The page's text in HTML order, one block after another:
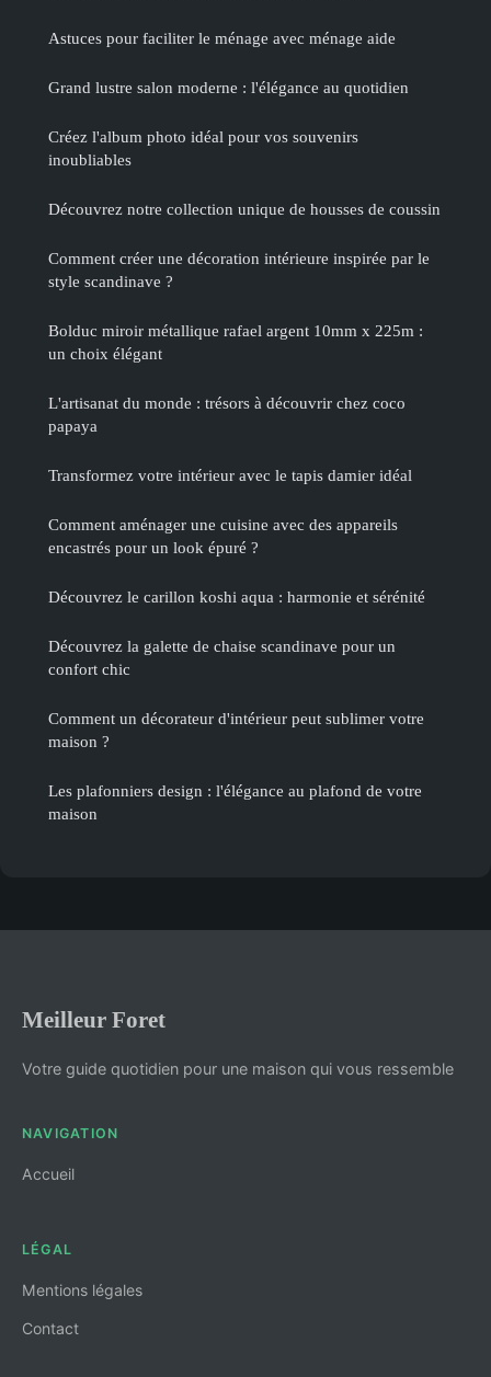
Astuces pour faciliter le ménage avec ménage aide
Grand lustre salon moderne : l'élégance au quotidien
Créez l'album photo idéal pour vos souvenirs
inoubliables
Découvrez notre collection unique de housses de coussin
Comment créer une décoration intérieure inspirée par le
style scandinave ?
Bolduc miroir métallique rafael argent 10mm x 225m :
un choix élégant
L'artisanat du monde : trésors à découvrir chez coco
papaya
Transformez votre intérieur avec le tapis damier idéal
Comment aménager une cuisine avec des appareils
encastrés pour un look épuré ?
Découvrez le carillon koshi aqua : harmonie et sérénité
Découvrez la galette de chaise scandinave pour un
confort chic
Comment un décorateur d'intérieur peut sublimer votre
maison ?
Les plafonniers design : l'élégance au plafond de votre
maison
Meilleur Foret
Votre guide quotidien pour une maison qui vous ressemble
NAVIGATION
Accueil
LÉGAL
Mentions légales
Contact